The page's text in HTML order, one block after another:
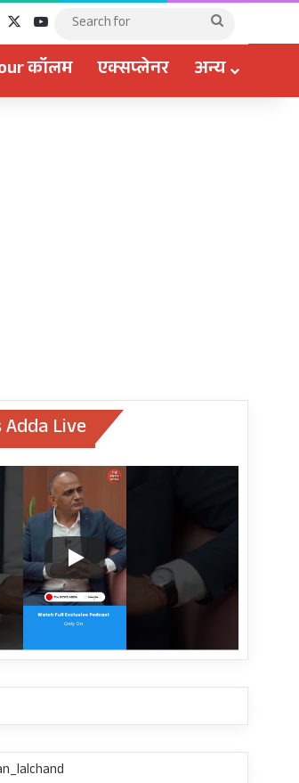
Facebook YouTube
कॉलम एक्सप्लेनर अन्य
Live